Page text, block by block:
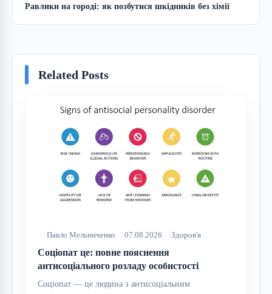
Равлики на городі: як позбутися шкідників без хімії
Related Posts
Павло Мельниченко 07.08.2026 Здоров'я
Соціопат це: повне пояснення
антисоціального розладу особистості
Соціопат — це людина з антисоціальним